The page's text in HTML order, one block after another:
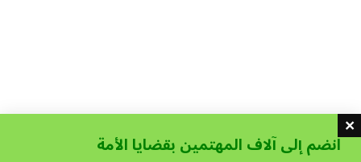
انضم إلى آلاف المهتمين بقضايا الأمة